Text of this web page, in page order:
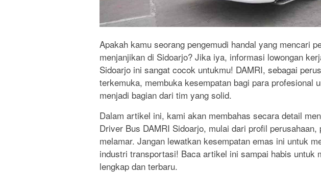
Apakah kamu seorang pengemudi handal yang mencari
menjanjikan di Sidoarjo? Jika iya, informasi lowongan
Sidoarjo ini sangat cocok untukmu! DAMRI, sebagai
terkemuka, membuka kesempatan bagi para profesional
menjadi bagian dari tim yang solid.
Dalam artikel ini, kami akan membahas secara detail
Driver Bus DAMRI Sidoarjo, mulai dari profil
melamar. Jangan lewatkan kesempatan emas ini untuk
industri transportasi! Baca artikel ini sampai habis untuk
lengkap dan terbaru.